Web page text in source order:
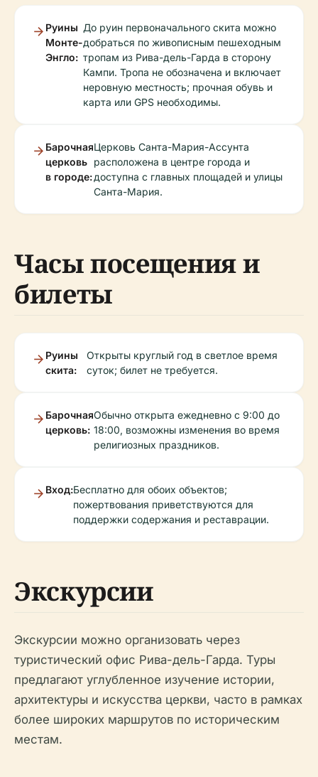
Руины
Монте-
Энгло:
До руин первоначального скита можно
добраться по живописным пешеходным
тропам из Рива-дель-Гарда в сторону
Кампи. Тропа не обозначена и включает
неровную местность; прочная обувь и
карта или GPS необходимы.
Барочная
церковь
в городе:
Церковь Санта-Мария-Ассунта
расположена в центре города и
доступна с главных площадей и улицы
Санта-Мария.
Часы посещения и
билеты
Руины
скита:
Открыты круглый год в светлое время
суток; билет не требуется.
Барочная
церковь:
Обычно открыта ежедневно с 9:00 до
18:00, возможны изменения во время
религиозных праздников.
Вход:Бесплатно для обоих объектов;
пожертвования приветствуются для
поддержки содержания и реставрации.
Экскурсии
Экскурсии можно организовать через
туристический офис Рива-дель-Гарда. Туры
предлагают углубленное изучение истории,
архитектуры и искусства церкви, часто в рамках
более широких маршрутов по историческим
местам.